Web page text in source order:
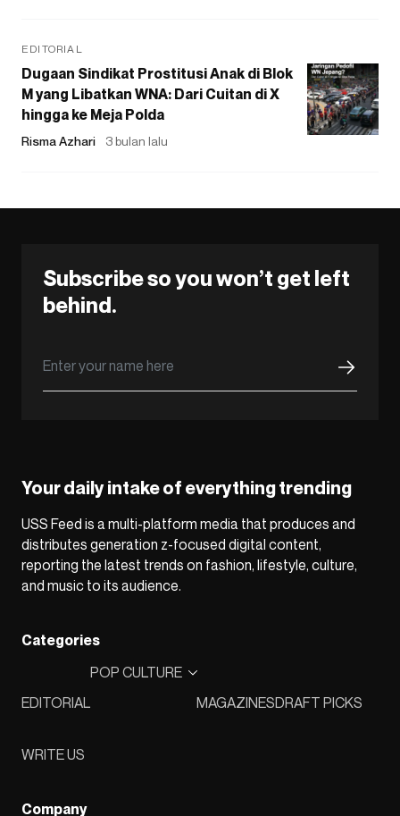
EDITORIAL
Dugaan Sindikat Prostitusi Anak di Blok
M yang Libatkan WNA: Dari Cuitan di X
hingga ke Meja Polda
Risma Azhari 3 bulan lalu
Subscribe so you won’t get left
behind.
Your daily intake of everything trending
USS Feed is a multi-platform media that produces and
distributes generation z-focused digital content,
reporting the latest trends on fashion, lifestyle, culture,
and music to its audience.
Categories
EDITORIAL
POP CULTURE
MAGAZINESDRAFT PICKS
WRITE US
Company